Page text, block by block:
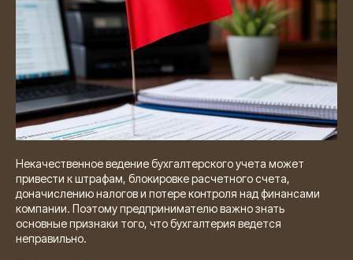
Некачественное ведение бухгалтерского учета может
привести к штрафам, блокировке расчетного счета,
доначислению налогов и потере контроля над финансами
компании. Поэтому предпринимателю важно знать
основные признаки того, что бухгалтерия ведется
неправильно.